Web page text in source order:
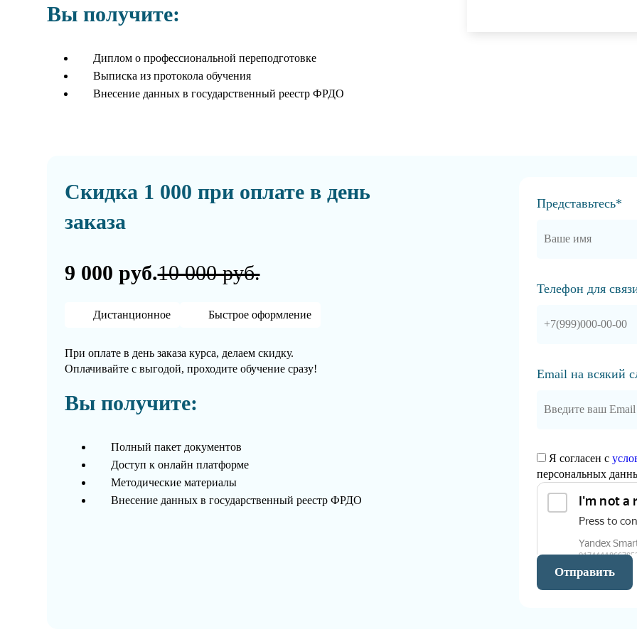
Вы получите:
Диплом о профессиональной переподготовке
Выписка из протокола обучения
Внесение данных в государственный реестр ФРДО
Скидка 1 000 при оплате в день
заказа
9 000 руб.10 000 руб.
Дистанционное Быстрое оформление
При оплате в день заказа курса, делаем скидку.
Оплачивайте с выгодой, проходите обучение сразу!
Вы получите:
Полный пакет документов
Доступ к онлайн платформе
Методические материалы
Внесение данных в государственный реестр ФРДО
Представьтесь*
Телефон для
Email на всякий
Я согласен с
персональных
Отправить